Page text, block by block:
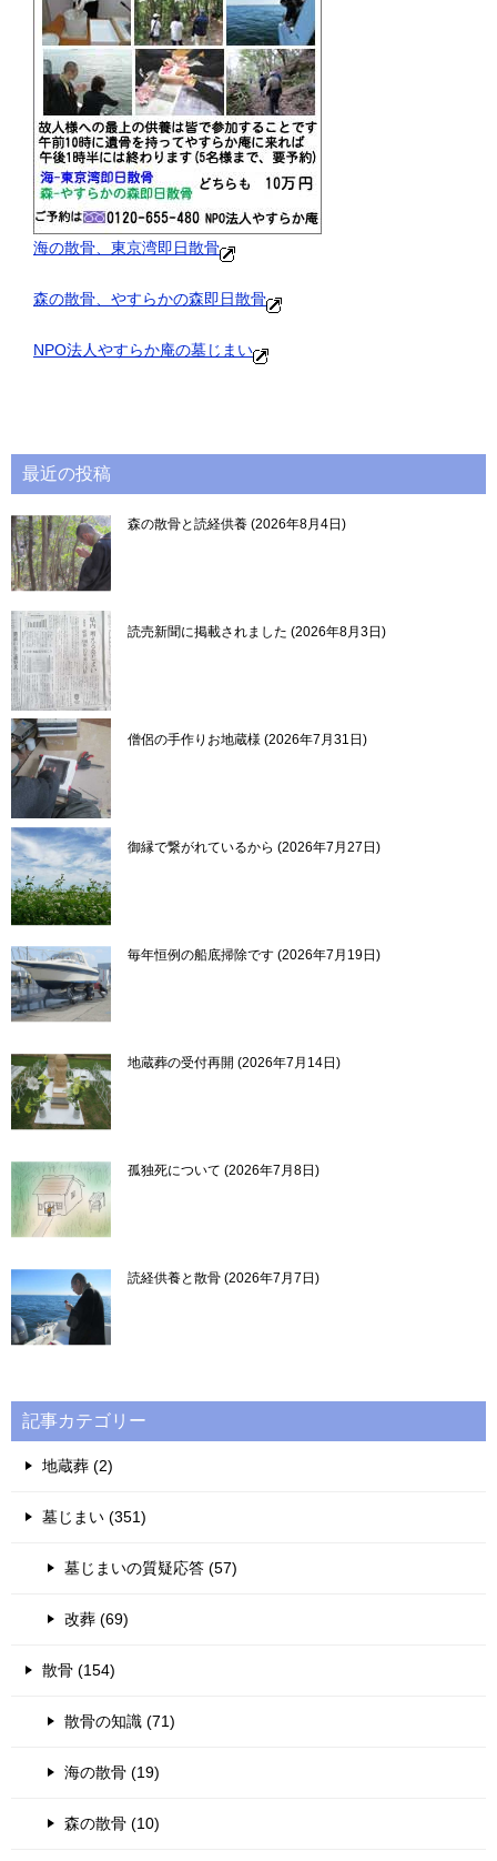
海の散骨、東京湾即日散骨
森の散骨、やすらかの森即日散骨
NPO法人やすらか庵の墓じまい
最近の投稿
森の散骨と読経供養 2026年8月4日
読売新聞に掲載されました 2026年8月3日
僧侶の手作りお地蔵様 2026年7月31日
御縁で繋がれているから 2026年7月27日
毎年恒例の船底掃除です 2026年7月19日
地蔵葬の受付再開 2026年7月14日
孤独死について 2026年7月8日
読経供養と散骨 2026年7月7日
記事カテゴリー
地蔵葬 (2)
墓じまい (351)
墓じまいの質疑応答 (57)
改葬 (69)
散骨 (154)
散骨の知識 (71)
海の散骨 (19)
森の散骨 (10)